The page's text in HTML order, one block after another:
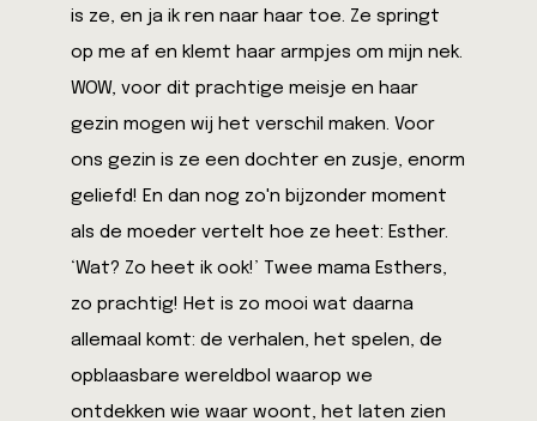
is ze, en ja ik ren naar haar toe. Ze springt
op me af en klemt haar armpjes om mijn nek.
WOW, voor dit prachtige meisje en haar
gezin mogen wij het verschil maken. Voor
ons gezin is ze een dochter en zusje, enorm
geliefd! En dan nog zo'n bijzonder moment
als de moeder vertelt hoe ze heet: Esther.
‘Wat? Zo heet ik ook!’ Twee mama Esthers,
zo prachtig! Het is zo mooi wat daarna
allemaal komt: de verhalen, het spelen, de
opblaasbare wereldbol waarop we
ontdekken wie waar woont, het laten zien